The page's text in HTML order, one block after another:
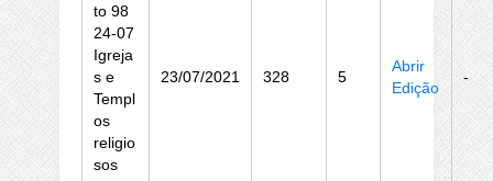
to 98
24-07
Igreja
s e
Templ
os
religio
sos
23/07/2021 328 5
Abrir
Edição
-